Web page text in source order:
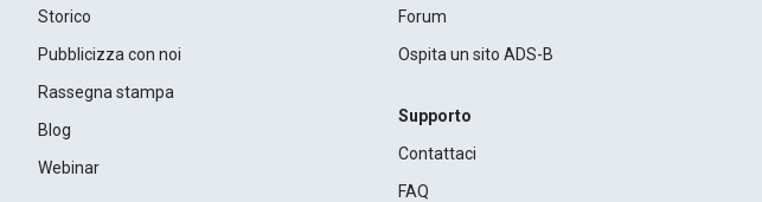
Storico
Pubblicizza con noi
Rassegna stampa
Blog
Webinar
Forum
Ospita un sito ADS-B
Supporto
Contattaci
FAQ